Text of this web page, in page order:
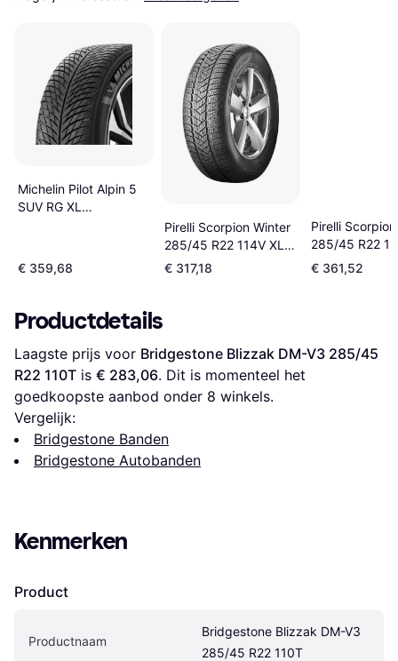
Michelin Pilot Alpin 5
SUV RG XL
€ 359,68
Pirelli Scorpion Winter
285/45 R22 114V XL
LR
€ 317,18
Pirelli
285/45 R22
MO
€ 361,52
Productdetails
Laagste prijs voor Bridgestone Blizzak DM-V3 285/45
R22 110T is € 283,06. Dit is momenteel het
goedkoopste aanbod onder 8 winkels.
Vergelijk:
Bridgestone Banden
Bridgestone Autobanden
Kenmerken
Product
Productnaam
Bridgestone Blizzak DM-V3
285/45 R22 110T